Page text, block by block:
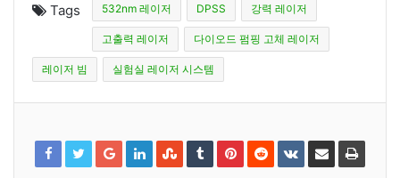
Tags 532nm 레이저 DPSS 강력 레이저
고출력 레이저 다이오드 펌핑 고체 레이저
레이저 빔 실험실 레이저 시스템